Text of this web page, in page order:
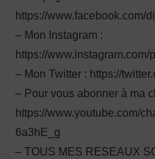
https://www.facebook.com/
– Mon Instagram :
https://www.instagram.com/
– Mon Twitter : https://
– Pour vous abonner à ma
https://www.youtube.com/
6a3hE_g
– TOUS MES RESEAUX